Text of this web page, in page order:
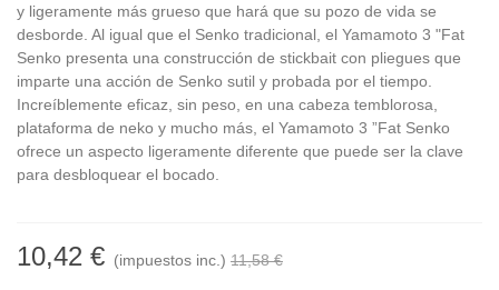
y ligeramente más grueso que hará que su pozo de vida se
desborde. Al igual que el Senko tradicional, el Yamamoto 3 "Fat
Senko presenta una construcción de stickbait con pliegues que
imparte una acción de Senko sutil y probada por el tiempo.
Increíblemente eficaz, sin peso, en una cabeza temblorosa,
plataforma de neko y mucho más, el Yamamoto 3 ”Fat Senko
ofrece un aspecto ligeramente diferente que puede ser la clave
para desbloquear el bocado.
10,42 € (impuestos inc.) 11,58 €